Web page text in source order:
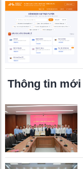
Thông tin mới